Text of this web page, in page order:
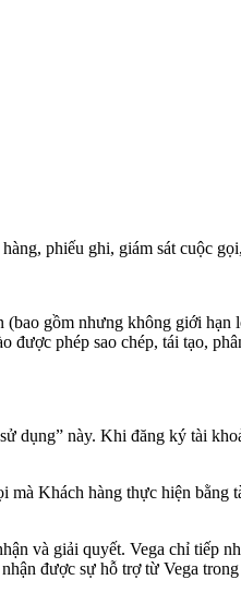
phiếu ghi, giám sát cuộc
gồm nhưng không giới
được phép sao chép, tái tạo,
dụng” này. Khi đăng ký tài
mà Khách hàng thực hiện bằng
và giải quyết. Vega chỉ tiếp
được sự hỗ trợ từ Vega